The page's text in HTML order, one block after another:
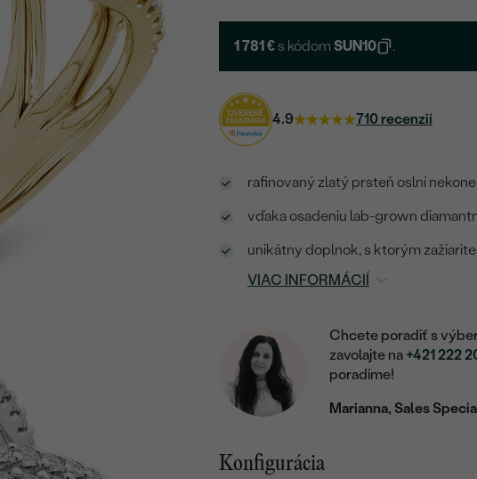
1 781 € s kódomSUN10 .
4.9 710 recenzií
rafinovaný zlatý prsteň oslní
vďaka osadeniu lab-grown
unikátny doplnok, s ktorým
VIAC INFORMÁCIÍ
Chcete poradiť s
zavolajte na +421 222
poradíme!
Marianna, Sales
Konfigurácia